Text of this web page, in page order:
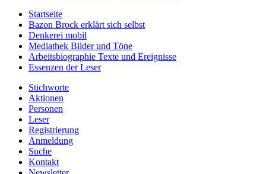
Startseite
Bazon Brock erklärt sich selbst
Denkerei mobil
Mediathek Bilder und Töne
Arbeitsbiographie Texte und Ereignisse
Essenzen der Leser
Stichworte
Aktionen
Personen
Leser
Registrierung
Anmeldung
Suche
Kontakt